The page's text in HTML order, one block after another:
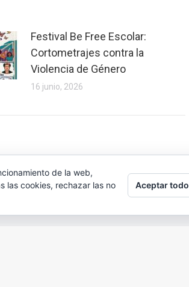
Festival Be Free Escolar:
Cortometrajes contra la
Violencia de Género
16 junio, 2026
de la web,
las cookies, rechazar las no
Aceptar todo